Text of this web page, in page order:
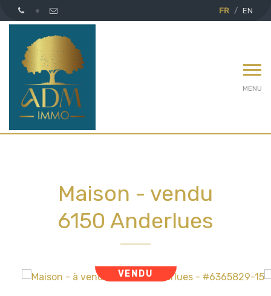
FR EN
MENU
Maison - vendu
6150 Anderlues
VENDU